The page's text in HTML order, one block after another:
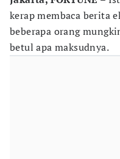
kerap membaca berita
beberapa orang
betul apa maksudnya.